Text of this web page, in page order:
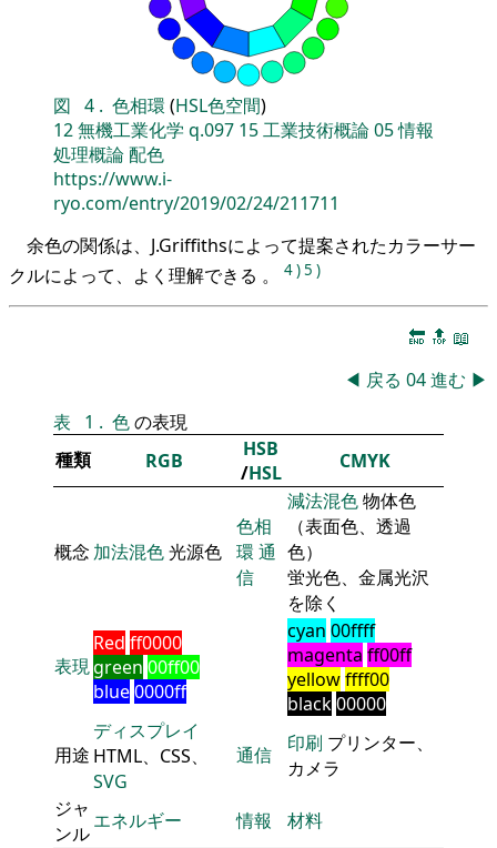
図 4 . 色相環 (HSL色空間)
12無機工業化学 q.097 15工業技術概論05情報
処理概論配色
https://www.i-
ryo.com/entry/2019/02/24/211711
余色の関係は、J.Griffithsによって提案されたカラーサー
クルによって、よく理解できる 。
4)5 )
🔚 🔝 📖
◀ 戻る 04進む ▶
表
1 . 色の表現
種類
RGB
HSB
/HSL CMYK
概念 加法混色光源色
色相
環 通
信
減法混色物体色
（表面色、透過
色）
蛍光色、金属光沢
を除く
表現
Red ff0000
green 00ff00
blue0000ff
cyan 00ffff
magenta ff00ff
yellowffff00
black00000
用途
ディスプレイ
HTML、CSS、
SVG
通信 印刷 プリンター、
カメラ
ジャ
ンル
エネルギー 情報
材料